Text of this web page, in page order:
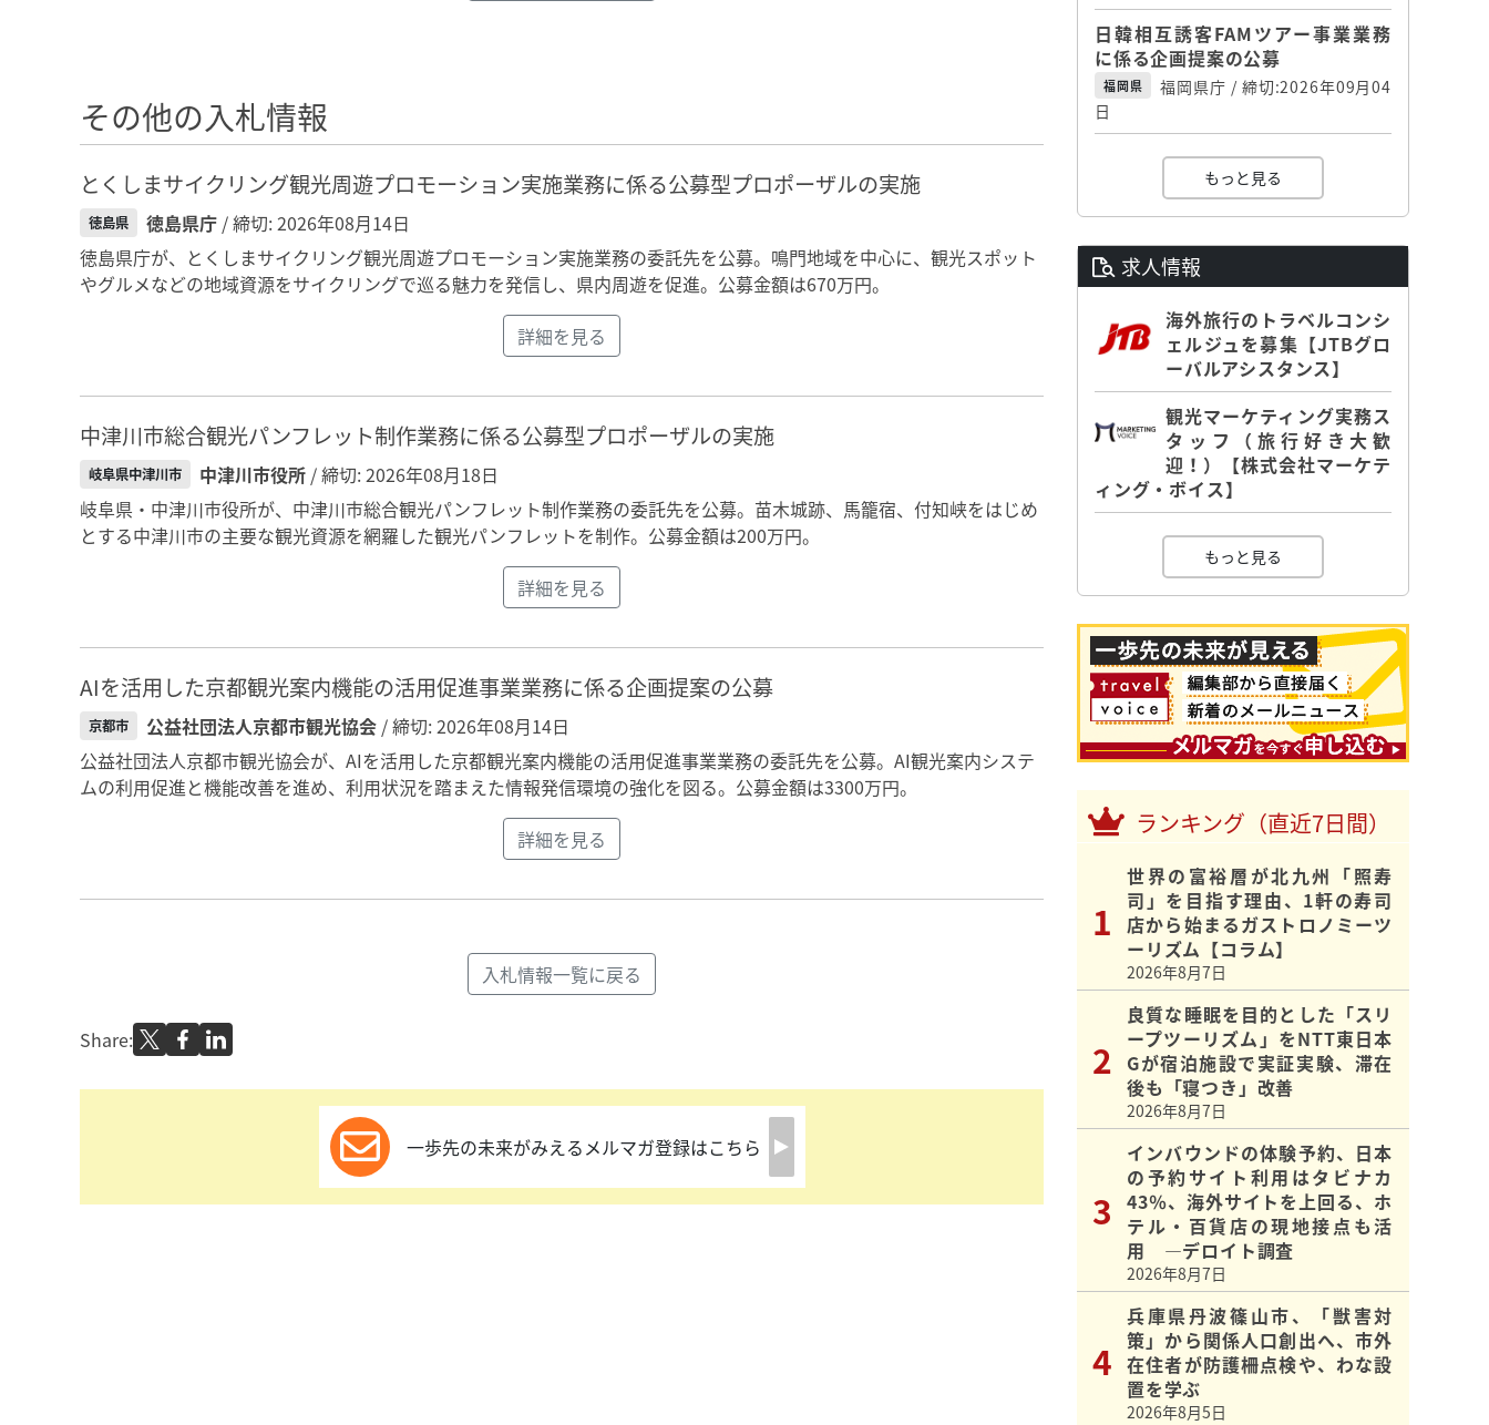
その他の入札情報
とくしまサイクリング観光周遊プロモーション実施業務に係る公募型プロポーザルの実施
徳島県 徳島県庁 / 締切: 2026年08月14日
徳島県庁が、とくしまサイクリング観光周遊プロモーション実施業務の委託先を公募。鳴門地域を中心に、観光スポット
やグルメなどの地域資源をサイクリングで巡る魅力を発信し、県内周遊を促進。公募金額は670万円。
詳細を見る
中津川市総合観光パンフレット制作業務に係る公募型プロポーザルの実施
岐阜県中津川市 中津川市役所 / 締切: 2026年08月18日
岐阜県・中津川市役所が、中津川市総合観光パンフレット制作業務の委託先を公募。苗木城跡、馬籠宿、付知峡をはじめ
とする中津川市の主要な観光資源を網羅した観光パンフレットを制作。公募金額は200万円。
詳細を見る
AIを活用した京都観光案内機能の活用促進事業業務に係る企画提案の公募
京都市 公益社団法人京都市観光協会 / 締切: 2026年08月14日
公益社団法人京都市観光協会が、AIを活用した京都観光案内機能の活用促進事業業務の委託先を公募。AI観光案内システ
ムの利用促進と機能改善を進め、利用状況を踏まえた情報発信環境の強化を図る。公募金額は3300万円。
詳細を見る
入札情報一覧に戻る
Share:
一歩先の未来がみえるメルマガ登録はこちら
日韓相互誘客FAMツアー事業業務
に係る企画提案の公募
福岡県
福岡県庁 / 締切:2026年09月04
日
もっと見る
求人情報
海外旅行のトラベルコンシ
ェルジュを募集【JTBグロ
ーバルアシスタンス】
観光マーケティング実務ス
タッフ（旅行好き大歓
迎！）【株式会社マーケテ
ィング・ボイス】
もっと見る
ランキング（直近7日間）
世界の富裕層が北九州「照寿
司」を目指す理由、1軒の寿司
店から始まるガストロノミーツ
ーリズム【コラム】
2026年8月7日
良質な睡眠を目的とした「スリ
ープツーリズム」をNTT東日本
Gが宿泊施設で実証実験、滞在
後も「寝つき」改善
2026年8月7日
インバウンドの体験予約、日本
の予約サイト利用はタビナカ
43％、海外サイトを上回る、ホ
テル・百貨店の現地接点も活
用 ―デロイト調査
2026年8月7日
兵庫県丹波篠山市、「獣害対
策」から関係人口創出へ、市外
在住者が防護柵点検や、わな設
置を学ぶ
2026年8月5日